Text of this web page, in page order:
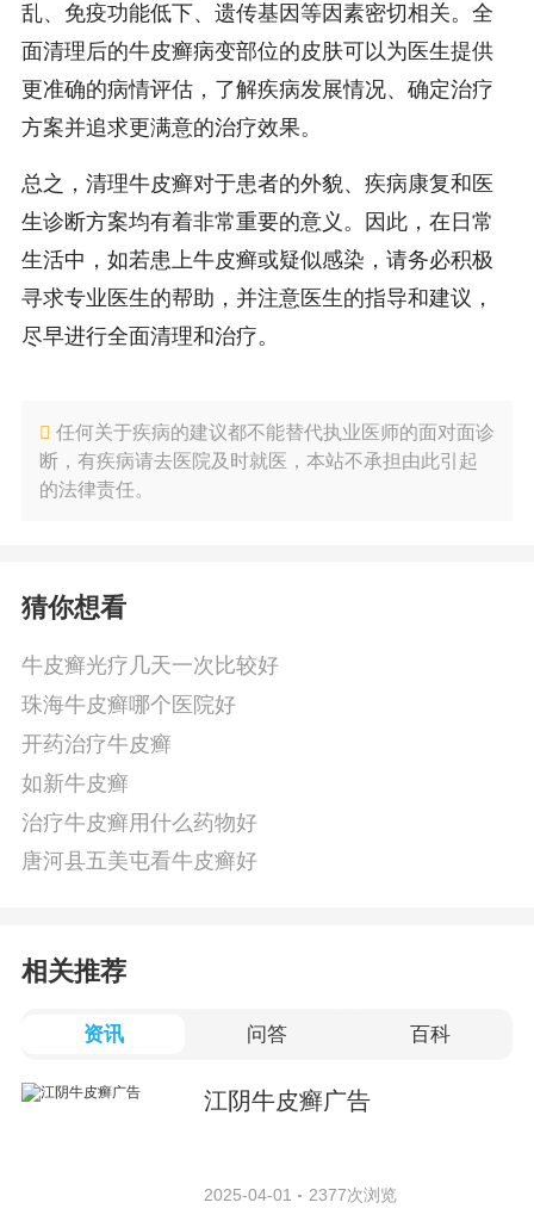
乱、免疫功能低下、遗传基因等因素密切相关。全
面清理后的牛皮癣病变部位的皮肤可以为医生提供
更准确的病情评估，了解疾病发展情况、确定治疗
方案并追求更满意的治疗效果。
总之，清理牛皮癣对于患者的外貌、疾病康复和医
生诊断方案均有着非常重要的意义。因此，在日常
生活中，如若患上牛皮癣或疑似感染，请务必积极
寻求专业医生的帮助，并注意医生的指导和建议，
尽早进行全面清理和治疗。
任何关于疾病的建议都不能替代执业医师的面对面诊
断，有疾病请去医院及时就医，本站不承担由此引起
的法律责任。
猜你想看
牛皮癣光疗几天一次比较好
珠海牛皮癣哪个医院好
开药治疗牛皮癣
如新牛皮癣
治疗牛皮癣用什么药物好
唐河县五美屯看牛皮癣好
相关推荐
资讯 问答 百科
江阴牛皮癣广告
2025-04-01 2377次浏览